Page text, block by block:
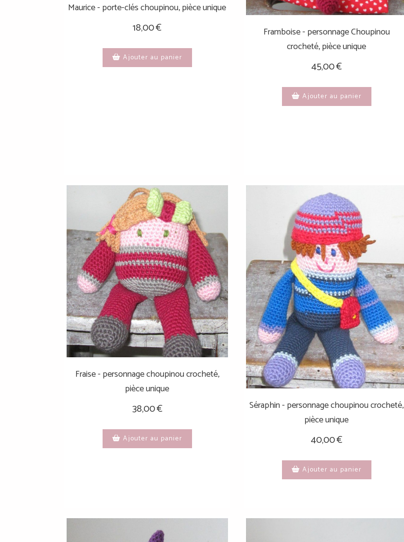
Maurice - porte-clés choupinou, pièce unique
18,00€
Ajouter au panier
Framboise - personnage Choupinou
crocheté, pièce unique
45,00€
Ajouter au panier
Fraise - personnage choupinou crocheté,
pièce unique
38,00€
Ajouter au panier
Séraphin - personnage choupinou crocheté,
pièce unique
40,00€
Ajouter au panier